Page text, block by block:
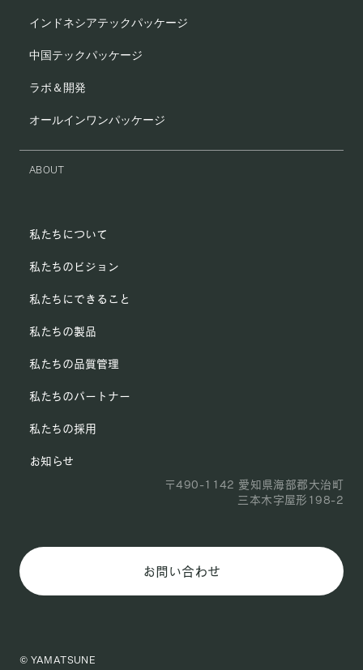
インドネシアテックパッケージ
中国テックパッケージ
ラボ＆開発
オールインワンパッケージ
ABOUT
私たちについて
私たちのビジョン
私たちにできること
私たちの製品
私たちの品質管理
私たちのパートナー
私たちの採用
お知らせ
〒490-1142 愛知県海部郡大治町
三本木字屋形198-2
お問い合わせ
© YAMATSUNE